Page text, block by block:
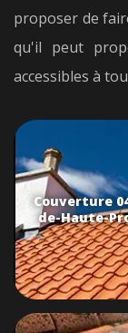
proposer de
qu'il peut
accessibles à
Couverture
de-Haute-